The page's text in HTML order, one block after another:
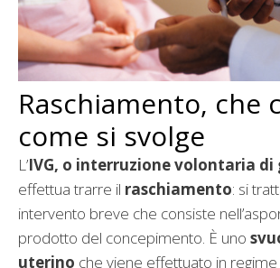
Raschiamento, che
come si svolge
L’IVG, o interruzione volontaria di
effettua trarre il raschiamento: si
intervento breve che consiste
prodotto del concepimento. È uno
uterino che viene effettuato in